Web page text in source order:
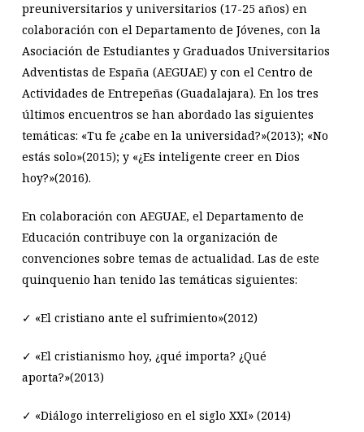
preuniversitarios y universitarios (17-25 años) en
colaboración con el Departamento de Jóvenes, con la
Asociación de Estudiantes y Graduados Universitarios
Adventistas de España (AEGUAE) y con el Centro de
Actividades de Entrepeñas (Guadalajara). En los tres
últimos encuentros se han abordado las siguientes
temáticas: «Tu fe ¿cabe en la universidad?»(2013); «No
estás solo»(2015); y «¿Es inteligente creer en Dios
hoy?»(2016).
En colaboración con AEGUAE, el Departamento de
Educación contribuye con la organización de
convenciones sobre temas de actualidad. Las de este
quinquenio han tenido las temáticas siguientes:
✓ «El cristiano ante el sufrimiento»(2012)
✓ «El cristianismo hoy, ¿qué importa? ¿Qué
aporta?»(2013)
✓ «Diálogo interreligioso en el siglo XXI» (2014)